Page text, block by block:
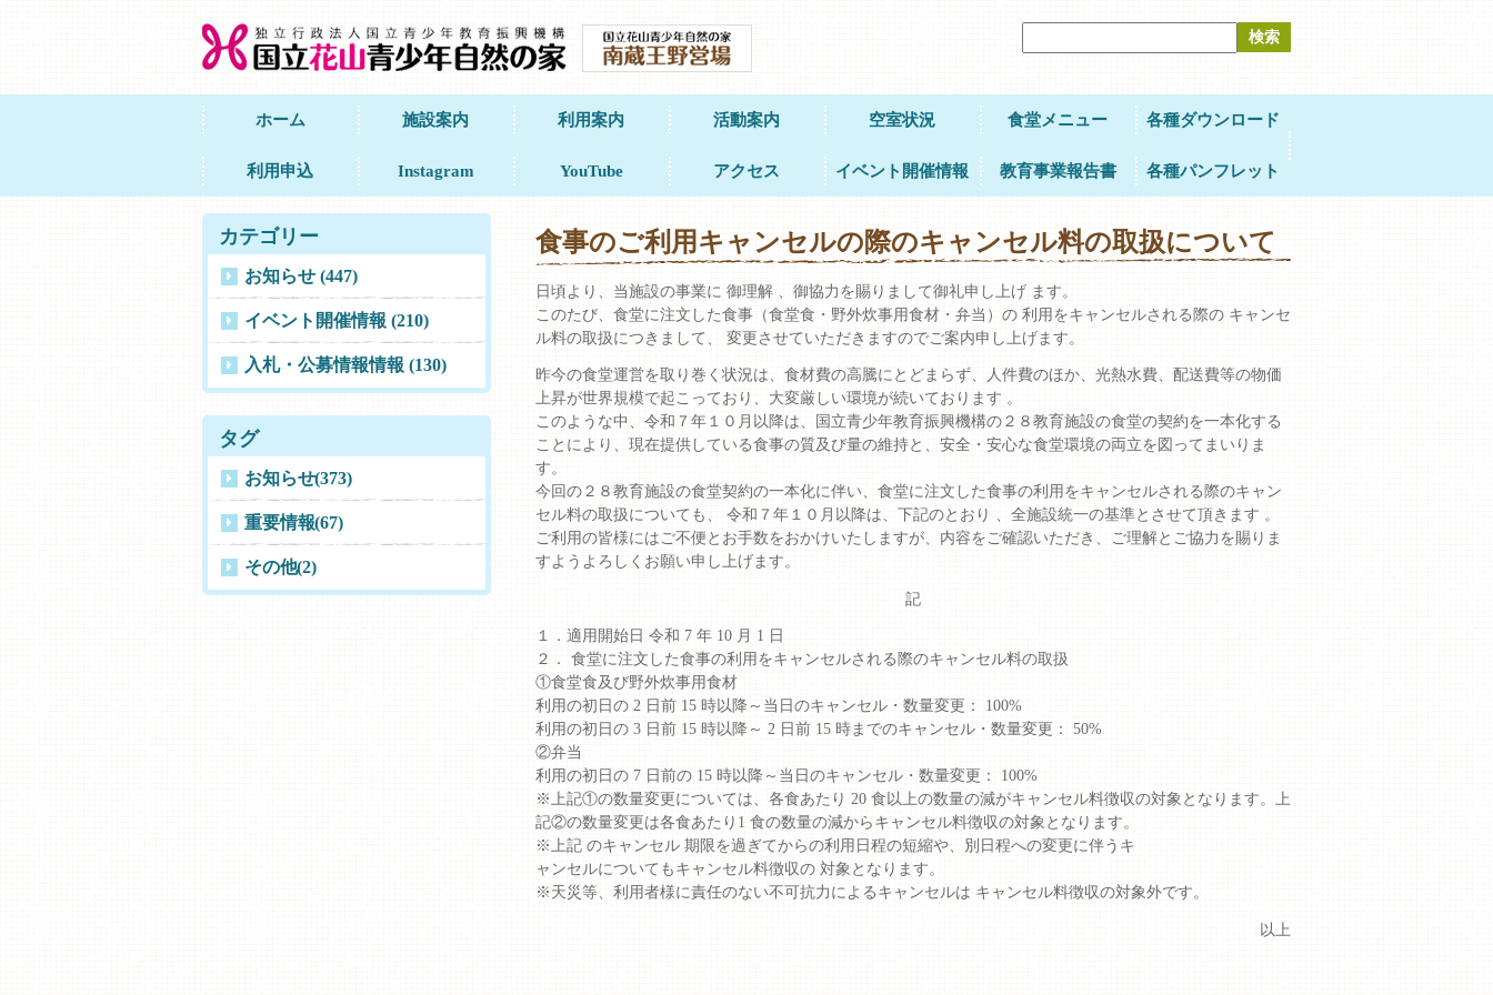
イ
索
ホーム 施設案内 利用案内 活動案内 空室状況 食堂メニュー 各種ダウンロード
利用申込 Instagram YouTube アクセス イベント開催情報 教育事業報告書 各種パンフレット
食事のご利用キャンセルの際のキャンセル料の取扱について
日頃より、当施設の事業に 御理解 、御協力を賜りまして御礼申し上げ ます。
このたび、食堂に注文した食事（食堂食・野外炊事用食材・弁当）の 利用をキャンセルされる際の キャンセ
ル料の取扱につきまして、 変更させていただきますのでご案内申し上げます。
昨今の食堂運営を取り巻く状況は、食材費の高騰にとどまらず、人件費のほか、光熱水費、配送費等の物価
上昇が世界規模で起こっており、大変厳しい環境が続いております 。
このような中、令和７年１０月以降は、国立青少年教育振興機構の２８教育施設の食堂の契約を一本化する
ことにより、現在提供している食事の質及び量の維持と、安全・安心な食堂環境の両立を図ってまいりま
す。
今回の２８教育施設の食堂契約の一本化に伴い、食堂に注文した食事の利用をキャンセルされる際のキャン
セル料の取扱についても、 令和７年１０月以降は、下記のとおり 、全施設統一の基準とさせて頂きます 。
ご利用の皆様にはご不便とお手数をおかけいたしますが、内容をご確認いただき、ご理解とご協力を賜りま
すようよろしくお願い申し上げます。
記
１．適用開始日 令和 7 年 10 月 1 日
２． 食堂に注文した食事の利用をキャンセルされる際のキャンセル料の取扱
①食堂食及び野外炊事用食材
利用の初日の 2 日前 15 時以降～当日のキャンセル・数量変更： 100%
利用の初日の 3 日前 15 時以降～ 2 日前 15 時までのキャンセル・数量変更： 50%
②弁当
利用の初日の 7 日前の 15 時以降～当日のキャンセル・数量変更： 100%
※上記①の数量変更については、各食あたり 20 食以上の数量の減がキャンセル料徴収の対象となります。上
記②の数量変更は各食あたり1 食の数量の減からキャンセル料徴収の対象となります。
※上記 のキャンセル 期限を過ぎてからの利用日程の短縮や、別日程への変更に伴うキ
ャンセルについてもキャンセル料徴収の 対象となります。
※天災等、利用者様に責任のない不可抗力によるキャンセルは キャンセル料徴収の対象外です。
以上
カテゴリー
お知らせ (447)
イベント開催情報 (210)
入札・公募情報情報 (130)
タグ
お知らせ(373)
重要情報(67)
その他(2)